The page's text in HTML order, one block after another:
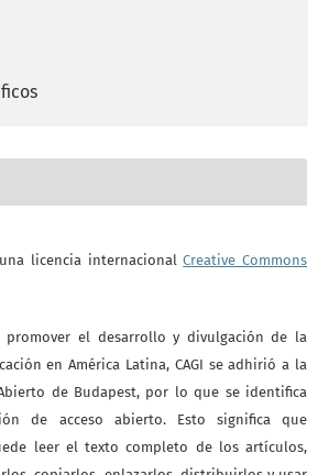
licencia internacionalCreative Commons
el desarrollo y divulgación de la
en América Latina, CAGI se adhirió a la
de Budapest, por lo que se identifica
de acceso abierto. Esto significa que
leer el texto completo de los artículos,